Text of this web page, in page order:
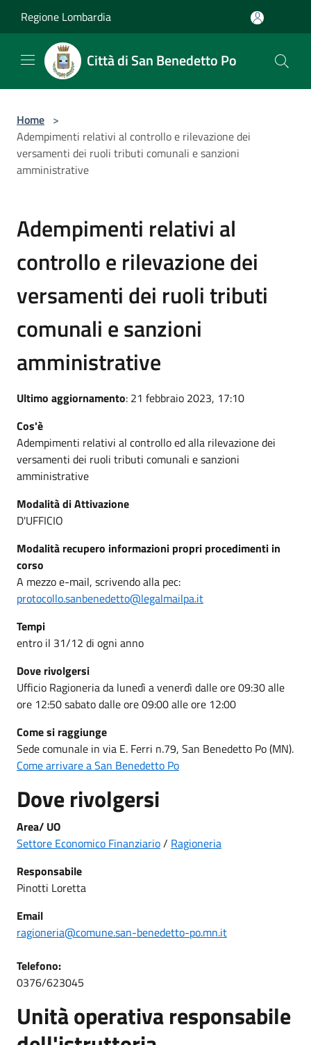
Regione Lombardia
Città di San Benedetto Po
Home >
Adempimenti relativi al controllo e rilevazione dei
versamenti dei ruoli tributi comunali e sanzioni
amministrative
Adempimenti relativi al
controllo e rilevazione dei
versamenti dei ruoli tributi
comunali e sanzioni
amministrative
Ultimo aggiornamento: 21 febbraio 2023, 17:10
Cos'è
Adempimenti relativi al controllo ed alla rilevazione dei
versamenti dei ruoli tributi comunali e sanzioni
amministrative
Modalità di Attivazione
D'UFFICIO
Modalità recupero informazioni propri procedimenti in
corso
A mezzo e-mail, scrivendo alla pec:
protocollo.sanbenedetto@legalmailpa.it
Tempi
entro il 31/12 di ogni anno
Dove rivolgersi
Ufficio Ragioneria da lunedì a venerdì dalle ore 09:30 alle
ore 12:50 sabato dalle ore 09:00 alle ore 12:00
Come si raggiunge
Sede comunale in via E. Ferri n.79, San Benedetto Po (MN).
Come arrivare a San Benedetto Po
Dove rivolgersi
Area/ UO
Settore Economico Finanziario/ Ragioneria
Responsabile
Pinotti Loretta
Email
ragioneria@comune.san-benedetto-po.mn.it
Telefono:
0376/623045
Unità operativa responsabile